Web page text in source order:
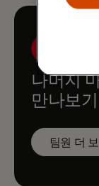
나머지
만나보기
팀원 더 보